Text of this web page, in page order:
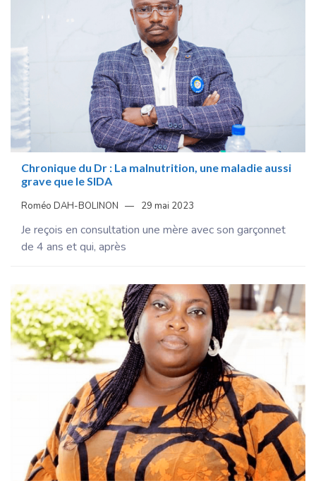
Chronique du Dr : La malnutrition, une maladie aussi
grave que le SIDA
Roméo DAH-BOLINON 29 mai 2023
Je reçois en consultation une mère avec son garçonnet
de 4 ans et qui, après